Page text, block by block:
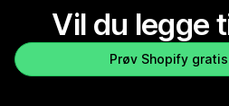
Vil du legge
Prøv Shopify